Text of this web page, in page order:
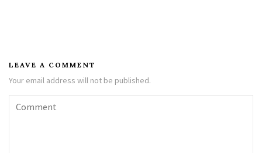
LEAVE A COMMENT
Your email address will not be published.